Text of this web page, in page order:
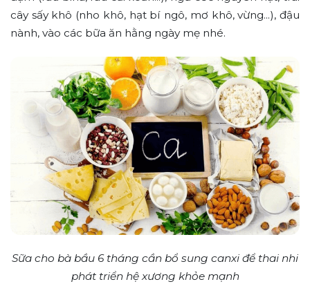
cây sấy khô (nho khô, hạt bí ngô, mơ khô, vừng...), đậu
nành, vào các bữa ăn hằng ngày mẹ nhé.
Sữa cho bà bầu 6 tháng cần bổ sung canxi để thai nhi
phát triển hệ xương khỏe mạnh